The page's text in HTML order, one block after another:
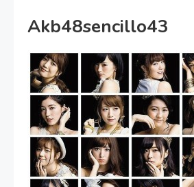
Akb48sencillo43